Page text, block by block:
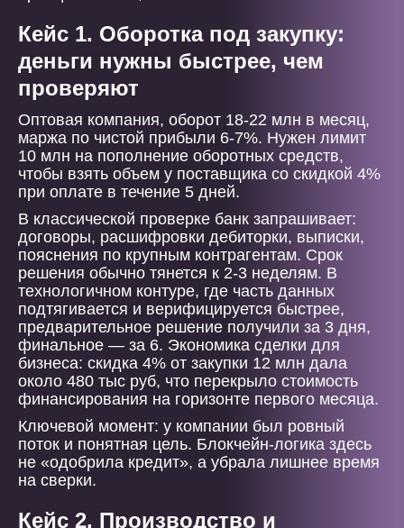
Кейс 1. Оборотка под закупку:
деньги нужны быстрее, чем
проверяют
Оптовая компания, оборот 18-22 млн в месяц,
маржа по чистой прибыли 6-7%. Нужен лимит
10 млн на пополнение оборотных средств,
чтобы взять объем у поставщика со скидкой 4%
при оплате в течение 5 дней.
В классической проверке банк запрашивает:
договоры, расшифровки дебиторки, выписки,
пояснения по крупным контрагентам. Срок
решения обычно тянется к 2-3 неделям. В
технологичном контуре, где часть данных
подтягивается и верифицируется быстрее,
предварительное решение получили за 3 дня,
финальное — за 6. Экономика сделки для
бизнеса: скидка 4% от закупки 12 млн дала
около 480 тыс руб, что перекрыло стоимость
финансирования на горизонте первого месяца.
Ключевой момент: у компании был ровный
поток и понятная цель. Блокчейн-логика здесь
не «одобрила кредит», а убрала лишнее время
на сверки.
Кейс 2. Производство и